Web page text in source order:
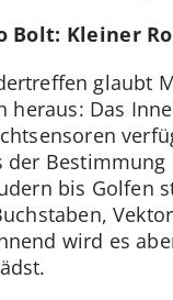
Bolt: Kleiner
glaubt
heraus: Das
bis Golfen
wird es